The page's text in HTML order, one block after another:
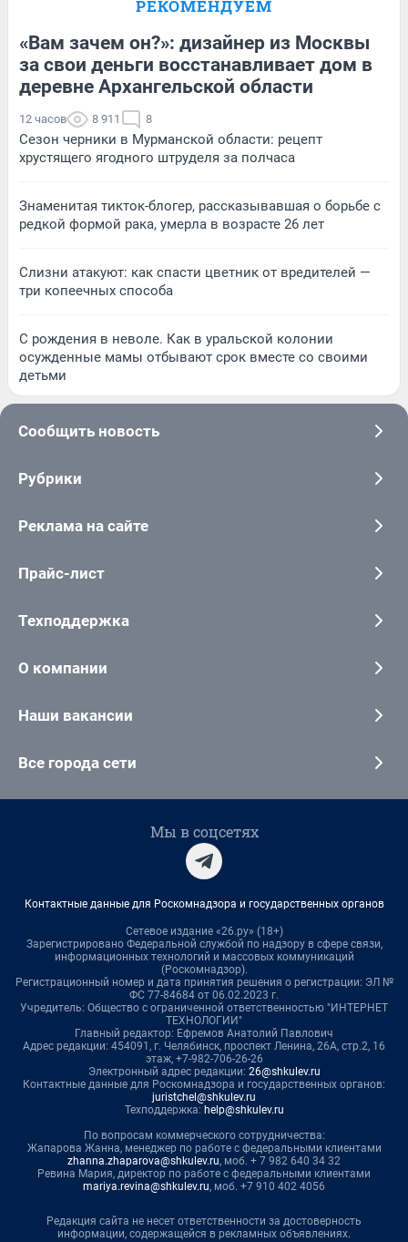
РЕКОМЕНДУЕМ
«Вам зачем он?»: дизайнер из Москвы
за свои деньги восстанавливает дом в
деревне Архангельской области
12 часов 8 911 8
Сезон черники в Мурманской области: рецепт
хрустящего ягодного штруделя за полчаса
Знаменитая тикток-блогер, рассказывавшая о борьбе с
редкой формой рака, умерла в возрасте 26 лет
Слизни атакуют: как спасти цветник от вредителей —
три копеечных способа
С рождения в неволе. Как в уральской колонии
осужденные мамы отбывают срок вместе со своими
детьми
Сообщить новость
Рубрики
Реклама на сайте
Прайс-лист
Техподдержка
О компании
Наши вакансии
Все города сети
Мы в соцсетях
Контактные данные для Роскомнадзора и государственных органов
Сетевое издание «26.ру» (18+)
Зарегистрировано Федеральной службой по надзору в сфере связи,
информационных технологий и массовых коммуникаций
(Роскомнадзор).
Регистрационный номер и дата принятия решения о регистрации: ЭЛ №
ФС 77-84684 от 06.02.2023 г.
Учредитель: Общество с ограниченной ответственностью "ИНТЕРНЕТ
ТЕХНОЛОГИИ"
Главный редактор: Ефремов Анатолий Павлович
Адрес редакции: 454091, г. Челябинск, проспект Ленина, 26А, стр.2, 16
этаж, +7-982-706-26-26
Электронный адрес редакции: 26@shkulev.ru
Контактные данные для Роскомнадзора и государственных органов:
juristchel@shkulev.ru
Техподдержка: help@shkulev.ru
По вопросам коммерческого сотрудничества:
Жапарова Жанна, менеджер по работе с федеральными клиентами
zhanna.zhaparova@shkulev.ru, моб. + 7 982 640 34 32
Ревина Мария, директор по работе с федеральными клиентами
mariya.revina@shkulev.ru, моб. +7 910 402 4056
Редакция сайта не несет ответственности за достоверность
информации, содержащейся в рекламных объявлениях.